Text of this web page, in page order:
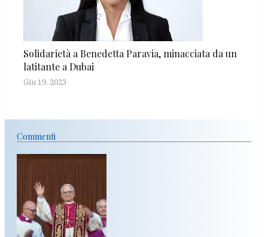
Solidarietà a Benedetta Paravia, minacciata da un
latitante a Dubai
Giu 19, 2023
Commenti